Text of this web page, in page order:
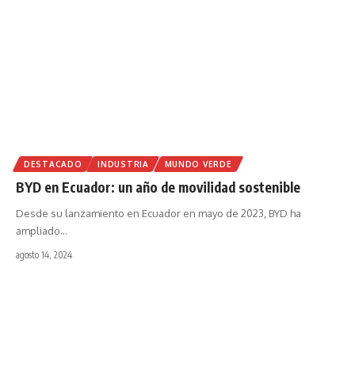
DESTACADO INDUSTRIA MUNDO VERDE
BYD en Ecuador: un año de movilidad sostenible
Desde su lanzamiento en Ecuador en mayo de 2023, BYD ha
ampliado…
agosto 14, 2024